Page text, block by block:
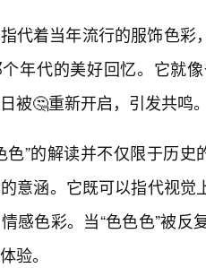
代着当年流行的服饰色
年代的美好回忆。它就
被🤔重新开启，引发共鸣
色”的解读并不仅限于历
意涵。它既可以指代视
感色彩。当“色色色”被
验。